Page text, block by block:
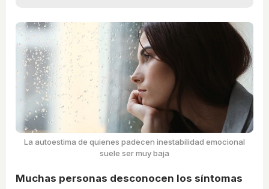
La autoestima de quienes padecen inestabilidad emocional
suele ser muy baja
Muchas personas desconocen los síntomas